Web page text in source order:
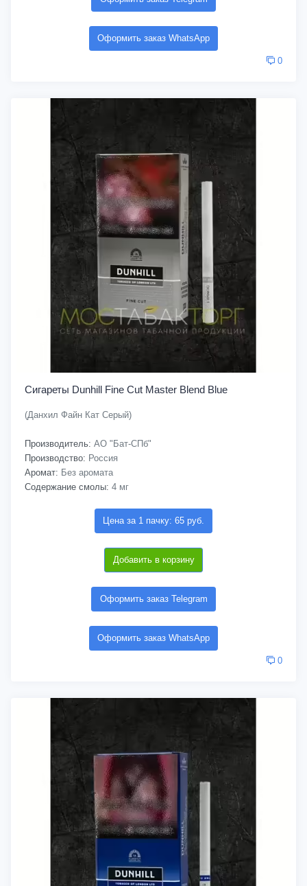
Оформить заказ WhatsApp
0
Сигареты Dunhill Fine Cut Master Blend Blue
(Данхил Файн Кат Серый)
Производитель: АО "Бат-СПб"
Производство: Россия
Аромат: Без аромата
Содержание смолы: 4 мг
Цена за 1 пачку: 65 руб.
Добавить в корзину
Оформить заказ Telegram
Оформить заказ WhatsApp
0